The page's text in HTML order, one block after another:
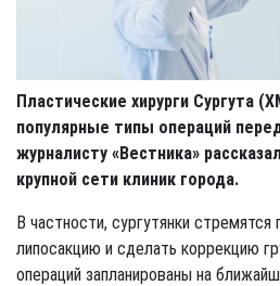
Пластические хирурги Сургута
популярные типы операций
журналисту «Вестника»
крупной сети клиник города.
В частности, сургутянки стремятся
липосакцию и сделать коррекцию
операций запланированы на